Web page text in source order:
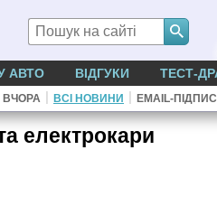
АВТО ВІДГУКИ ТЕСТ-
ВЧОРА | ВСІ НОВИНИ | EMAIL-
електрокари